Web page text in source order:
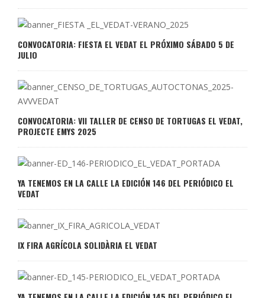
CONVOCATORIA: FIESTA EL VEDAT EL PRÓXIMO SÁBADO 5 DE
JULIO
CONVOCATORIA: VII TALLER DE CENSO DE TORTUGAS EL VEDAT,
PROJECTE EMYS 2025
YA TENEMOS EN LA CALLE LA EDICIÓN 146 DEL PERIÓDICO EL
VEDAT
IX FIRA AGRÍCOLA SOLIDÀRIA EL VEDAT